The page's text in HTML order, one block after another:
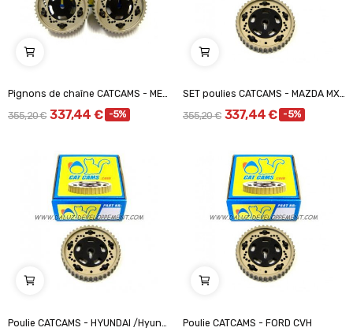
Pignons de chaîne CATCAMS - MERCEDES 120
355,20 € 337,44 € -5%
SET poulies CATCAMS - MAZDA MX5 16V /Mazda B6, BP
355,20 € 337,44 € -5%
Poulie CATCAMS - HYUNDAI /Hyundai G4GF Poulie CATCAMS - FORD CVH